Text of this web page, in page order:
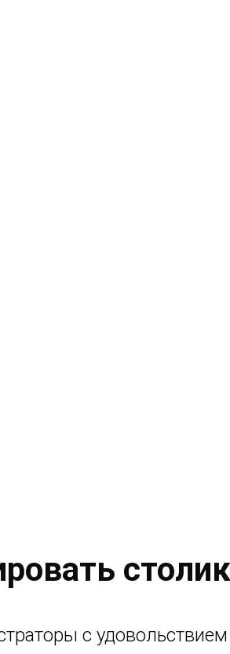
столик
с удовольствием